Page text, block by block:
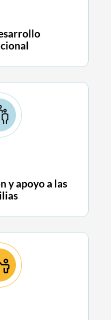
y apoyo a las